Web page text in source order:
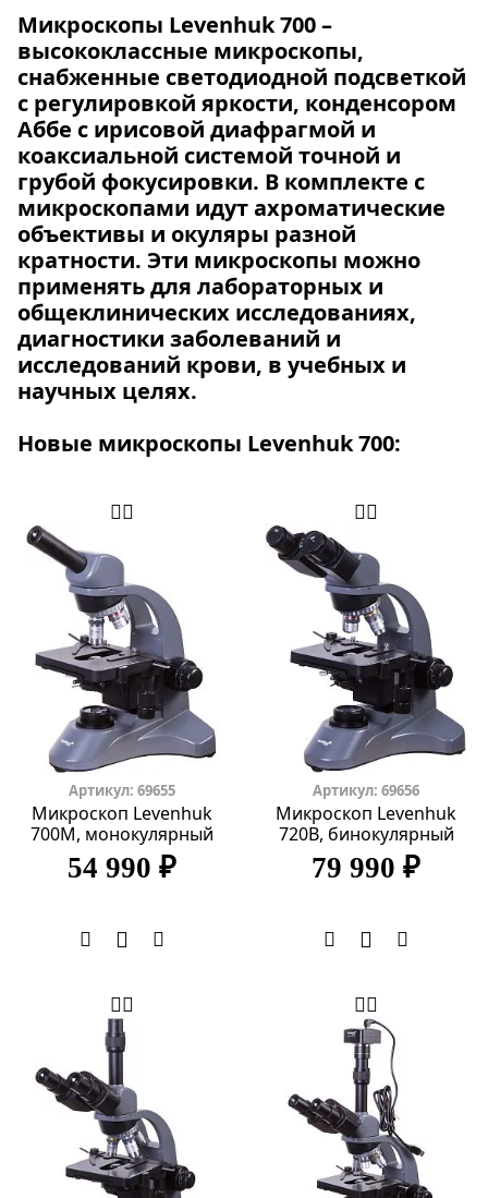
Микроскопы Levenhuk 700–
высококлассные микроскопы,
снабженные светодиодной подсветкой
с регулировкой яркости, конденсором
Аббе с ирисовой диафрагмой и
коаксиальной системой точной и
грубой фокусировки. В комплекте с
микроскопами идут ахроматические
объективы и окуляры разной
кратности. Эти микроскопы можно
применять для лабораторных и
общеклинических исследованиях,
диагностики заболеваний и
исследований крови, в учебных и
научных целях.
Новые микроскопы Levenhuk 700:
Артикул: 69655
Микроскоп Levenhuk
700M, монокулярный
54 990 ₽
Артикул: 69656
Микроскоп Levenhuk
720B, бинокулярный
79 990 ₽